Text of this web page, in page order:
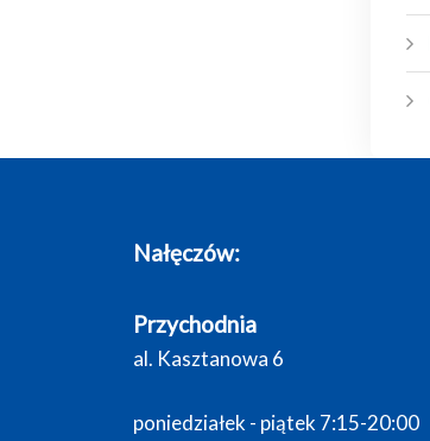
Nałęczów:
Przychodnia
al. Kasztanowa 6
poniedziałek - piątek 7:15-20:00